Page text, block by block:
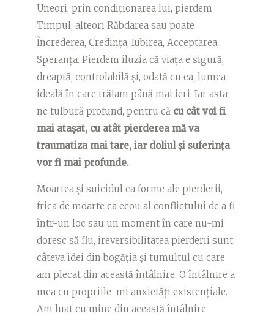
Uneori, prin condiționarea lui, pierdem
Timpul, alteori Răbdarea sau poate
Încrederea, Credința, Iubirea, Acceptarea,
Speranța. Pierdem iluzia că viața e sigură,
dreaptă, controlabilă și, odată cu ea, lumea
ideală în care trăiam până mai ieri. Iar asta
ne tulbură profund, pentru că cu cât voi fi
mai atașat, cu atât pierderea mă va
traumatiza mai tare, iar doliul și suferința
vor fi mai profunde.
Moartea și suicidul ca forme ale pierderii,
frica de moarte ca ecou al conflictului de a fi
într-un loc sau un moment în care nu-mi
doresc să fiu, ireversibilitatea pierderii sunt
câteva idei din bogăția și tumultul cu care
am plecat din această întâlnire. O întâlnire a
mea cu propriile-mi anxietăți existențiale.
Am luat cu mine din această întâlnire